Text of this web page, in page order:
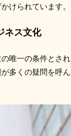
けられています。
ネス文化
唯一の条件とされ
多くの疑問を呼ん